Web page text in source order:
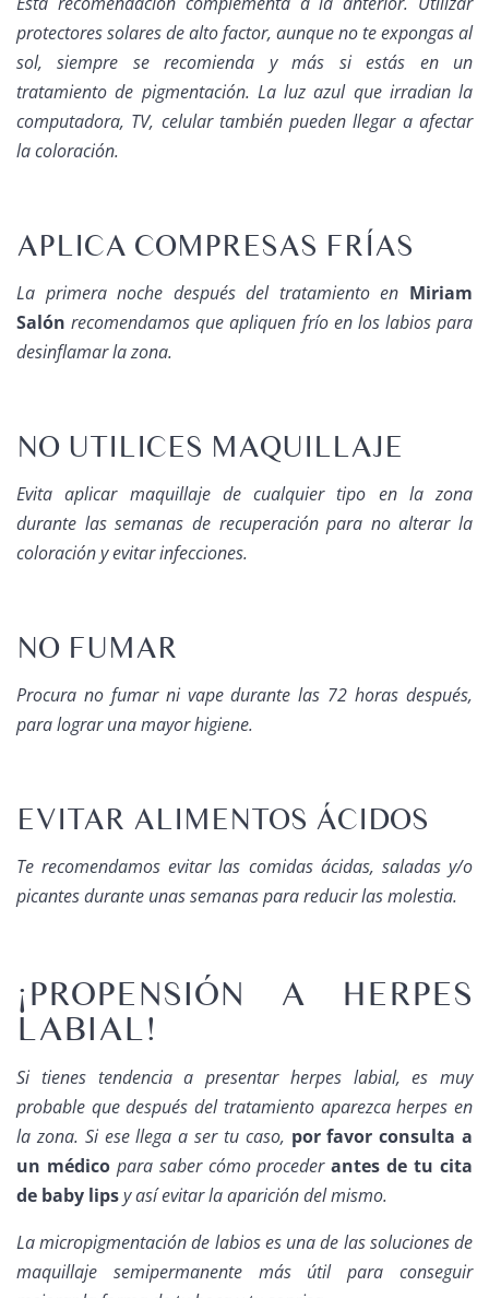
protectores solares de alto factor, aunque no te expongas al
sol, siempre se recomienda y más si estás en un
tratamiento de pigmentación. La luz azul que irradian la
computadora, TV, celular también pueden llegar a afectar
la coloración.
APLICA COMPRESAS FRÍAS
La primera noche después del tratamiento en Miriam
Salón recomendamos que apliquen frío en los labios para
desinflamar la zona.
NO UTILICES MAQUILLAJE
Evita aplicar maquillaje de cualquier tipo en la zona
durante las semanas de recuperación para no alterar la
coloración y evitar infecciones.
NO FUMAR
Procura no fumar ni vape durante las 72 horas después,
para lograr una mayor higiene.
EVITAR ALIMENTOS ÁCIDOS
Te recomendamos evitar las comidas ácidas, saladas y/o
picantes durante unas semanas para reducir las molestia.
¡PROPENSIÓN A HERPES
LABIAL!
Si tienes tendencia a presentar herpes labial, es muy
probable que después del tratamiento aparezca herpes en
la zona. Si ese llega a ser tu caso, por favor consulta a
un médicopara saber cómo procederantes de tu cita
de baby lipsy así evitar la aparición del mismo.
La micropigmentación de labios es una de las soluciones de
maquillaje semipermanente más útil para conseguir